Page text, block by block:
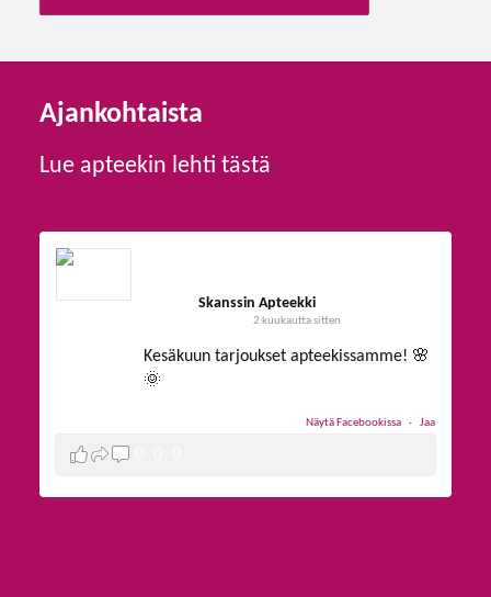
Ajankohtaista
Lue apteekin lehti tästä
Skanssin Apteekki
2 kuukautta sitten
Kesäkuun tarjoukset apteekissamme! 🌸
🌞
Näytä Facebookissa · Jaa